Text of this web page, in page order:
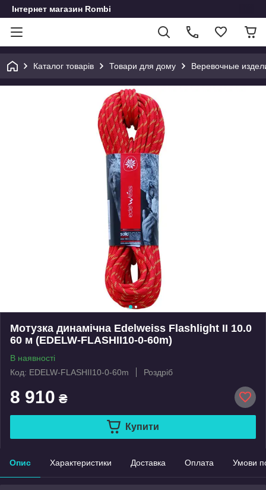
Інтернет магазин Rombi
Каталог товарів Товари для дому Веревочные
Мотузка динамічна Edelweiss Flashlight II 10.0
60 м (EDELW-FLASHII10-0-60m)
В наявності
Код: EDELW-FLASHII10-0-60m
Роздріб
8 910 ₴
Купити
Опис Характеристики Доставка Оплата Умови